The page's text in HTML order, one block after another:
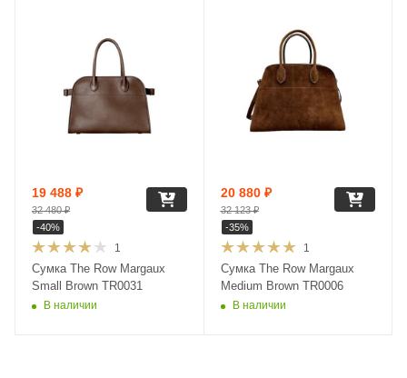
1
Сумка The Row Margaux
Small Brown TR0031
В наличии
19 488 ₽
32 480₽
-40%
1
Сумка The Row Margaux
Medium Brown TR0006
В наличии
20 880₽
32 123₽
-35%